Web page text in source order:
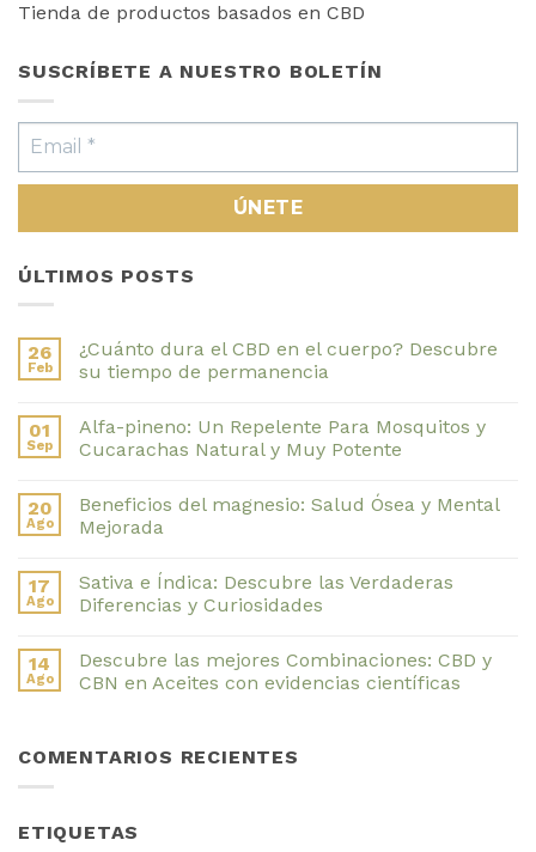
Tienda de productos basados en CBD
SUSCRÍBETE A NUESTRO BOLETÍN
ÚLTIMOS POSTS
26
Feb
¿Cuánto dura el CBD en el cuerpo? Descubre
su tiempo de permanencia
comentarios
en
¿Cuánto
CBD
en
el
su
tiempo
de
01
Sep
Alfa-pineno: Un Repelente Para Mosquitos y
Cucarachas Natural y Muy Potente
comentarios
en
Alfa-
Repelente
Para
Mosquitos
Natural
y
Muy
20
Ago
Beneficios del magnesio: Salud Ósea y Mental
Mejorada
comentarios
en
Beneficios
Salud
Ósea
y
17
Ago
Sativa e Índica: Descubre las Verdaderas
Diferencias y Curiosidades
comentarios
en
Sativa
las
14
Ago
Descubre las mejores Combinaciones: CBD y
CBN en Aceites con evidencias científicas
en
CBD
COMENTARIOS RECIENTES
ETIQUETAS